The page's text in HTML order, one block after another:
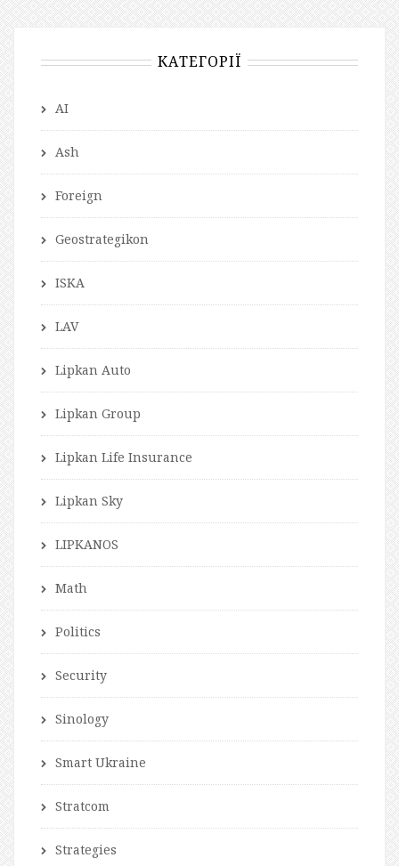
КАТЕГОРІЇ
AI
Ash
Foreign
Geostrategikon
ISKA
LAV
Lipkan Auto
Lipkan Group
Lipkan Life Insurance
Lipkan Sky
LIPKANOS
Math
Politics
Security
Sinology
Smart Ukraine
Stratcom
Strategies